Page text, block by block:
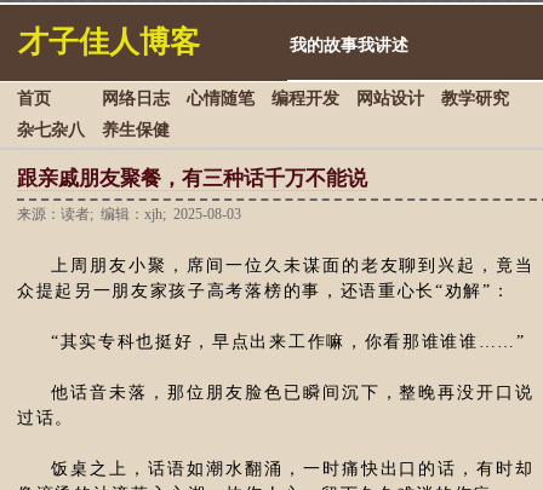
才子佳人博客 我的故事我讲述
首页 网络日志 心情随笔 编程开发 网站设计
教学研究
杂七杂八
养生保健
跟亲戚朋友聚餐，有三种话千万不能说
来源：读者; 编辑：xjh; 2025-08-03
上周朋友小聚，席间一位久未谋面的老友聊到兴起，竟当
众提起另一朋友家孩子高考落榜的事，还语重心长“劝解”：
“其实专科也挺好，早点出来工作嘛，你看那谁谁谁……”
他话音未落，那位朋友脸色已瞬间沉下，整晚再没开口说
过话。
饭桌之上，话语如潮水翻涌，一时痛快出口的话，有时却